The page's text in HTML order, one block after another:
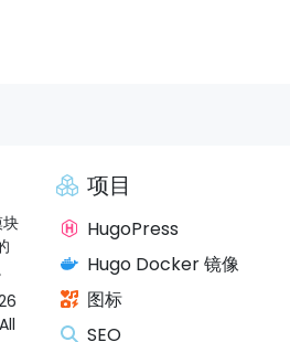
项目
HugoPress
Hugo Docker 镜像
图标
SEO